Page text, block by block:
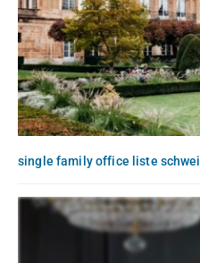
single family office liste